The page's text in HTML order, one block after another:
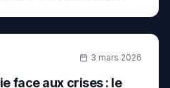
22min
3 mars 2026
face aux crises : le